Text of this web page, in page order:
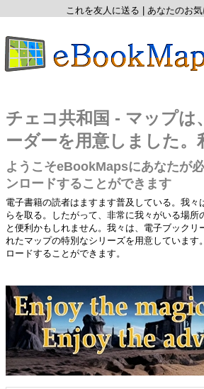
これを友人に送る あなたのお
チェコ共和国 - マップは
ーダーを用意しました。
ようこそeBookMapsにあなたが
ンロードすることができます
電子書籍の読者はますます普及している。我々
らを取る。したがって、非常に我々がいる場所
と便利かもしれません。我々は、電子ブックリ
れたマップの特別なシリーズを用意しています
ロードすることができます。